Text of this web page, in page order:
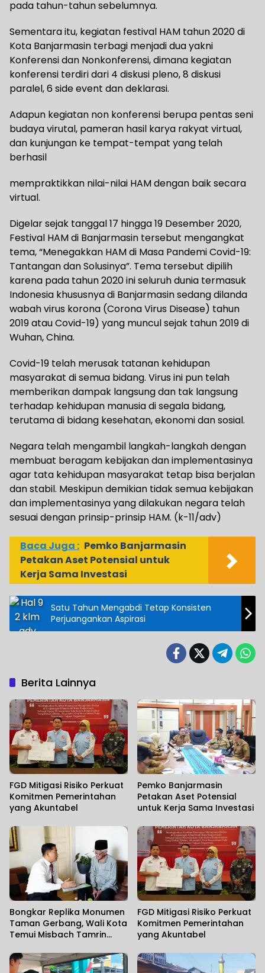
pada tahun-tahun sebelumnya.
Sementara itu, kegiatan festival HAM tahun 2020 di
Kota Banjarmasin terbagi menjadi dua yakni
Konferensi dan Nonkonferensi, dimana kegiatan
konferensi terdiri dari 4 diskusi pleno, 8 diskusi
paralel, 6 side event dan deklarasi.
Adapun kegiatan non konferensi berupa pentas seni
budaya virutal, pameran hasil karya rakyat virtual,
dan kunjungan ke tempat-tempat yang telah
berhasil
mempraktikkan nilai-nilai HAM dengan baik secara
virtual.
Digelar sejak tanggal 17 hingga 19 Desember 2020,
Festival HAM di Banjarmasin tersebut mengangkat
tema, “Menegakkan HAM di Masa Pandemi Covid-19:
Tantangan dan Solusinya”. Tema tersebut dipilih
karena pada tahun 2020 ini seluruh dunia termasuk
Indonesia khususnya di Banjarmasin sedang dilanda
wabah virus korona (Corona Virus Disease) tahun
2019 atau Covid-19) yang muncul sejak tahun 2019 di
Wuhan, China.
Covid-19 telah merusak tatanan kehidupan
masyarakat di semua bidang. Virus ini pun telah
memberikan dampak langsung dan tak langsung
terhadap kehidupan manusia di segala bidang,
terutama di bidang kesehatan, ekonomi dan sosial.
Negara telah mengambil langkah-langkah dengan
membuat beragam kebijakan dan implementasinya
agar tata kehidupan masyarakat tetap bisa berjalan
dan stabil. Meskipun demikian tidak semua kebijakan
dan implementasinya yang dilakukan negara telah
sesuai dengan prinsip-prinsip HAM. (k-11/adv)
Baca Juga : Pemko Banjarmasin
Petakan Aset Potensial untuk
Kerja Sama Investasi
Satu Tahun Mengabdi Tetap Konsisten
Perjuangankan Aspirasi
Berita Lainnya
FGD Mitigasi Risiko Perkuat
Komitmen Pemerintahan
yang Akuntabel
Pemko Banjarmasin
Petakan Aset Potensial
untuk Kerja Sama Investasi
Bongkar Replika Monumen
Taman Gerbang, Wali Kota
Temui Misbach Tamrin
Maaf
FGD Mitigasi Risiko Perkuat
Komitmen Pemerintahan
yang Akuntabel